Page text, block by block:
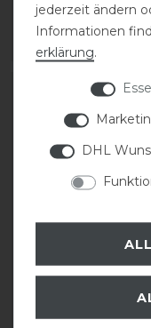
0.075 Liter | 132,00 €
ARTIKEL
Stassek Equifix
Lederpflege easy-
jederzeit ändern
Informationen
erklärung.
DHL